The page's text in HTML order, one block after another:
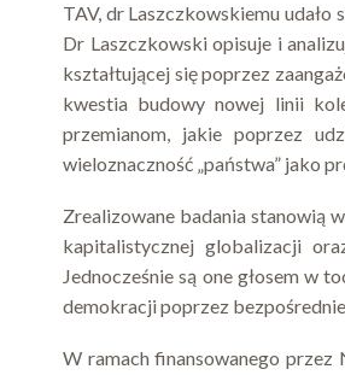
TAV, dr Laszczkowskiemu
Dr Laszczkowski opisuje i
kształtującej się poprzez
kwestia budowy nowej linii
przemianom, jakie poprzez
wieloznaczność „państwa” jako
Zrealizowane badania stanowią
kapitalistycznej globalizacji
Jednocześnie są one głosem w
demokracji poprzez
W ramach finansowanego przez